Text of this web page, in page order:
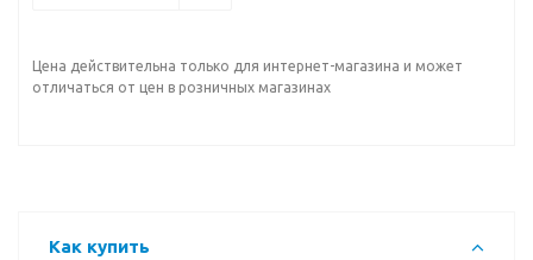
Цена действительна только для интернет-магазина и может
отличаться от цен в розничных магазинах
Как купить